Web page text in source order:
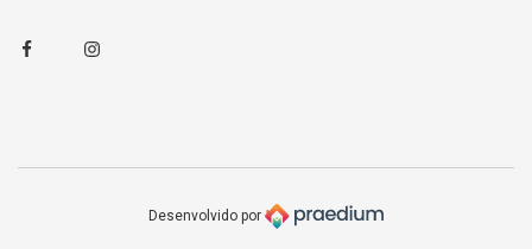
FacebookInstagram
Desenvolvido por